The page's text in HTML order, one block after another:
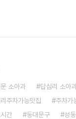
소아과 답십리 소아
주차가능맛집
주차가
간
동대문구 성